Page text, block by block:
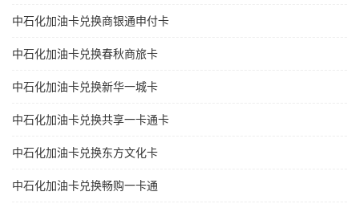
中石化加油卡兑换商银通申付卡
中石化加油卡兑换春秋商旅卡
中石化加油卡兑换新华一城卡
中石化加油卡兑换共享一卡通卡
中石化加油卡兑换东方文化卡
中石化加油卡兑换畅购一卡通